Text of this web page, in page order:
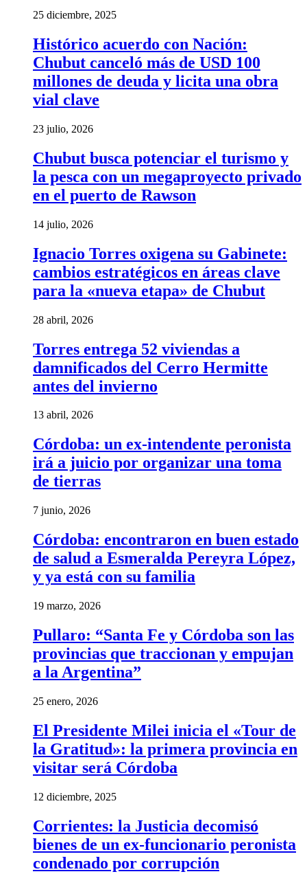
25 diciembre, 2025
Histórico acuerdo con Nación:
Chubut canceló más de USD 100
millones de deuda y licita una obra
vial clave
23 julio, 2026
Chubut busca potenciar el turismo y
la pesca con un megaproyecto privado
en el puerto de Rawson
14 julio, 2026
Ignacio Torres oxigena su Gabinete:
cambios estratégicos en áreas clave
para la «nueva etapa» de Chubut
28 abril, 2026
Torres entrega 52 viviendas a
damnificados del Cerro Hermitte
antes del invierno
13 abril, 2026
Córdoba: un ex-intendente peronista
irá a juicio por organizar una toma
de tierras
7 junio, 2026
Córdoba: encontraron en buen estado
de salud a Esmeralda Pereyra López,
y ya está con su familia
19 marzo, 2026
Pullaro: “Santa Fe y Córdoba son las
provincias que traccionan y empujan
a la Argentina”
25 enero, 2026
El Presidente Milei inicia el «Tour de
la Gratitud»: la primera provincia en
visitar será Córdoba
12 diciembre, 2025
Corrientes: la Justicia decomisó
bienes de un ex-funcionario peronista
condenado por corrupción